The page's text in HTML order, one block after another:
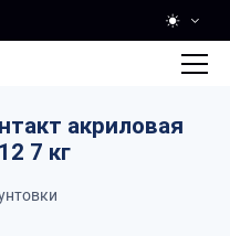
акриловая
7 кг